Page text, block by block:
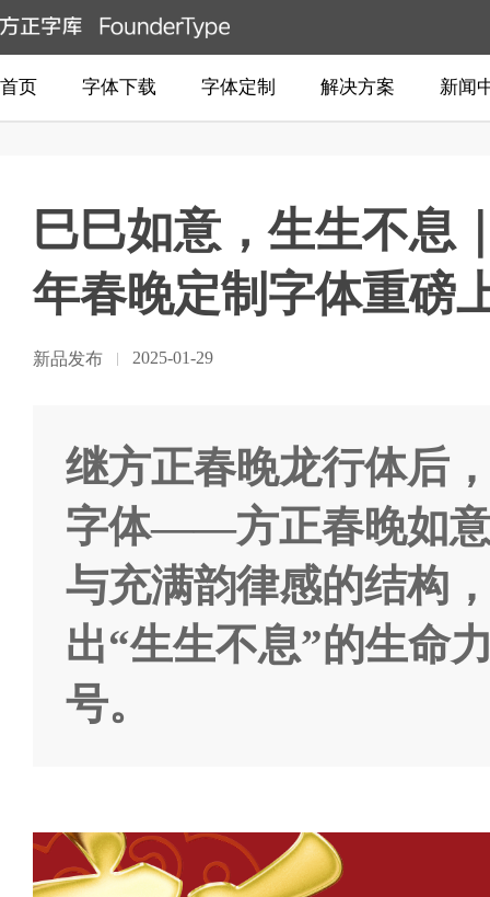
首页 字体下载 字体定制 解决方案 新闻
巳巳如意，生生不息
年春晚定制字体重磅
新品发布 2025-01-29
继方正春晚龙行体后
字体——方正春晚如意
与充满韵律感的结构
出“生生不息”的生命
号。